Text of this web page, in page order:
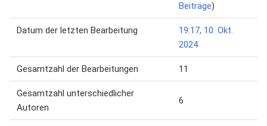
Beiträge)
Datum der letzten Bearbeitung
19:17, 10. Okt.
2024
Gesamtzahl der Bearbeitungen 11
Gesamtzahl unterschiedlicher
Autoren
6